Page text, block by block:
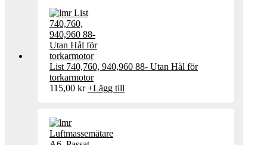
List 740,760, 940,960 88- Utan Hål för
torkarmotor
115,00 kr +Lägg till